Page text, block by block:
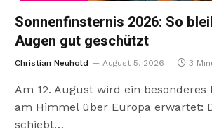
Sonnenfinsternis 2026: So
Augen gut geschützt
Christian Neuhold August 5, 2026 3
Am 12. August wird ein
am Himmel über Europa erwartet:
schiebt…